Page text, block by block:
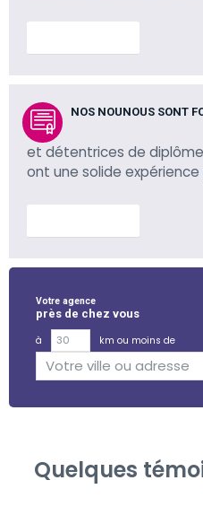
NOS NOUNOUS SONT
et détentrices de
ont une solide
Votre agence
près de chez vous
à
km ou moins de
Quelques